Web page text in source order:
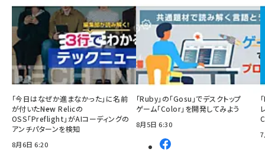
「今日はなぜか進まなかった」に名前
が付いた――New Relicの
OSS「Preflight」がAIコーディングの
アンチパターンを検知
8月6日 6:20
「Ruby」の「Gosu」でデスクトップ
ゲーム「Color」を開発してみよう
8月5日 6:30